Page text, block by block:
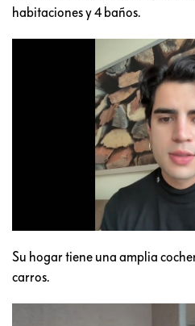
habitaciones y 4 baños.
Su hogar tiene una amplia
carros.